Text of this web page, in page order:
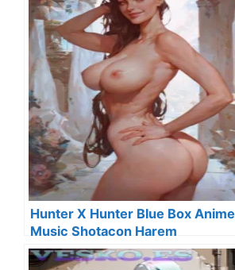
Hunter X Hunter Blue Box Anime
Music Shotacon Harem